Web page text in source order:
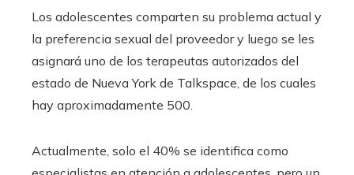
Los adolescentes comparten su problema actual y
la preferencia sexual del proveedor y luego se les
asignará uno de los terapeutas autorizados del
estado de Nueva York de Talkspace, de los cuales
hay aproximadamente 500.
Actualmente, solo el 40% se identifica como